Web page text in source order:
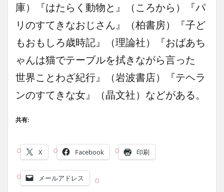
庫）『はたらく動物と』（ころから）『パ
リのすてきなおじさん』（柏書房）『子ど
もおもしろ歳時記』（理論社）『おばあち
ゃんは猫でテーブルを拭きながら言った
世界ことわざ紀行』（岩波書店）『テヘラ
ンのすてきな女』（晶文社）などがある。
共有:
X Facebook 印刷
メールアドレス